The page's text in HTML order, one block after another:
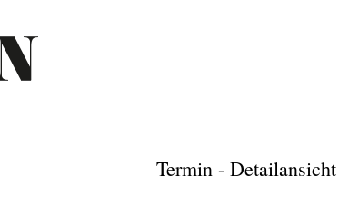
Termin - Detailansicht